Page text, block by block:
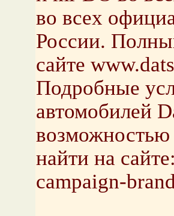
во всех
России.
сайте
Подробные
автомобилей
найти на
campaign-